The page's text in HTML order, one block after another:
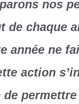
nos
de chaque
année ne
action